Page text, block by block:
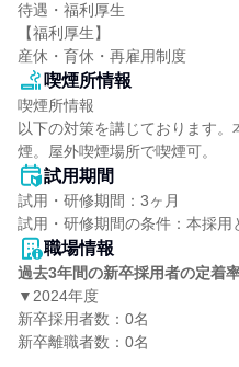
待遇・福利厚生
【福利厚生】
産休・育休・再雇用制度
喫煙所情報
喫煙所情報
以下の対策を講じております
煙。屋外喫煙場所で喫煙可。
試用期間
試用・研修期間：3ヶ月
職場情報
過去3年間の新卒採用者の定着
▼2024年度
新卒採用者数：0名
新卒離職者数：0名